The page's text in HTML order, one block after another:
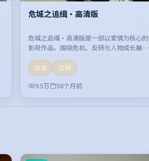
危城之追缉·高清版
危城之追缉·高清版是一部以爱情为核心的
影视作品，围绕危机、反转与人物成长展
开，整体节奏紧凑，值得推荐观看。
高清
流畅
9.5万
58个月前